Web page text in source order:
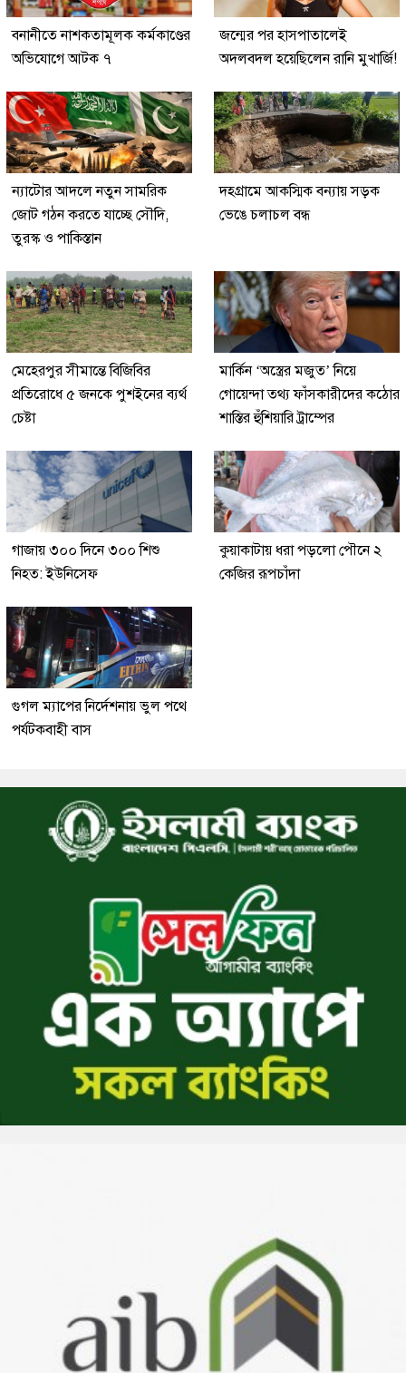
বনানীতে নাশকতামূলক কর্মকাণ্ডের
অভিযোগে আটক ৭
জন্মের পর হাসপাতালেই
অদলবদল হয়েছিলেন রানি মুখার্জি!
ন্যাটোর আদলে নতুন সামরিক
জোট গঠন করতে যাচ্ছে সৌদি,
তুরস্ক ও পাকিস্তান
দহগ্রামে আকস্মিক বন্যায় সড়ক
ভেঙে চলাচল বন্ধ
মেহেরপুর সীমান্তে বিজিবির
প্রতিরোধে ৫ জনকে পুশইনের ব্যর্থ
চেষ্টা
মার্কিন ‘অস্ত্রের মজুত’ নিয়ে
গোয়েন্দা তথ্য ফাঁসকারীদের কঠোর
শাস্তির হুঁশিয়ারি ট্রাম্পের
গাজায় ৩০০ দিনে ৩০০ শিশু
নিহত: ইউনিসেফ
কুয়াকাটায় ধরা পড়লো পৌনে ২
কেজির রূপচাঁদা
গুগল ম্যাপের নির্দেশনায় ভুল পথে
পর্যটকবাহী বাস